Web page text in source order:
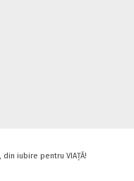
iubire pentru VIAȚĂ!